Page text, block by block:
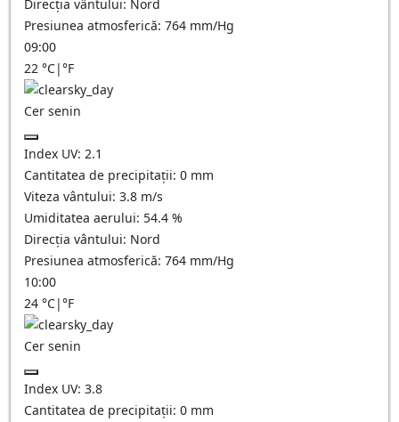
Direcția vântului: Nord
Presiunea atmosferică: 764 mm/Hg
09:00
22 °C|°F
Cer senin
Index UV: 2.1
Cantitatea de precipitații: 0 mm
Viteza vântului: 3.8 m/s
Umiditatea aerului: 54.4 %
Direcția vântului: Nord
Presiunea atmosferică: 764 mm/Hg
10:00
24 °C|°F
Cer senin
Index UV: 3.8
Cantitatea de precipitații: 0 mm